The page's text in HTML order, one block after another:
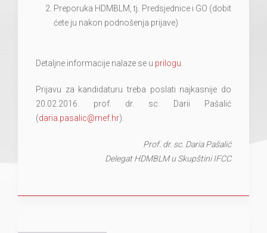
Preporuka HDMBLM, tj. Predsjednice i GO (dobit
ćete ju nakon podnošenja prijave)
Detaljne informacije nalaze se u prilogu
Prijavu za kandidaturu treba poslati najkasnije do
20.02.2016. prof. dr. sc. Darii Pašalić
(daria.pasalic@mef.hr).
Prof. dr. sc. Daria Pašalić
Delegat HDMBLM u Skupštini IFCC